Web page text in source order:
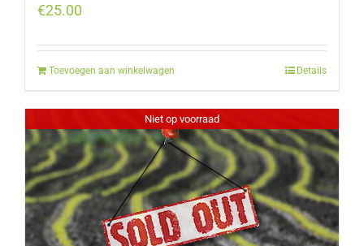
€25.00
Toevoegen aan winkelwagen Details
Niet op voorraad